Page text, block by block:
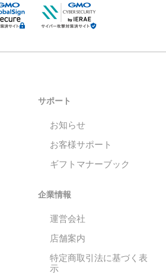
サポート
お知らせ
お客様サポート
ギフトマナーブック
企業情報
運営会社
店舗案内
特定商取引法に基づく表
示